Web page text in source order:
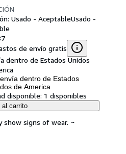
Usado - AceptableUsado -
de envío gratis
dentro de Estados Unidos
dentro de Estados
de America
disponible: 1 disponibles
al carrito
show signs of wear. ~